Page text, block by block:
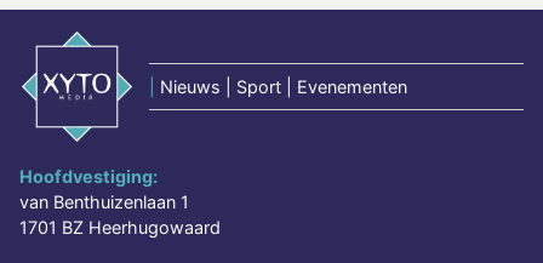
Nieuws | Sport | Evenementen
Hoofdvestiging:
van Benthuizenlaan 1
1701 BZ Heerhugowaard